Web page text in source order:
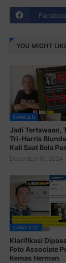
YOU MIGHT
BAWASLU
Jadi Tertawaan,
Tri-Harris
Kali Saat Bela
December 10, 2024
CAWALKOT
Klarifikasi
Foto Associate
Kemas Herman